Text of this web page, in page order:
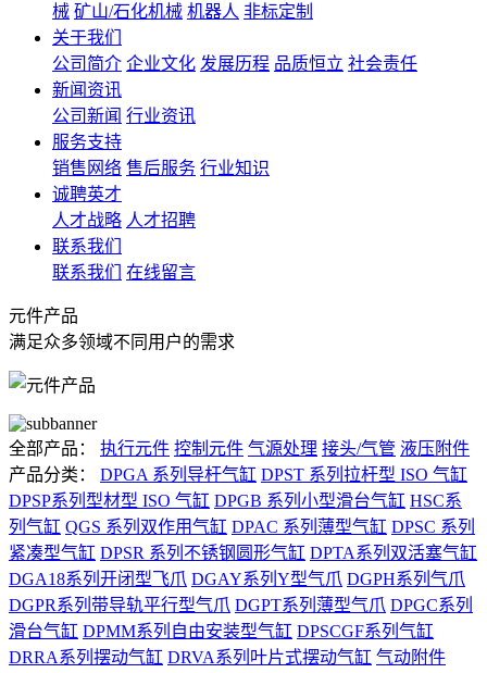
械 矿山/石化机械 机器人 非标定制
关于我们
公司简介 企业文化 发展历程 品质恒立 社会责任
新闻资讯
公司新闻 行业资讯
服务支持
销售网络 售后服务 行业知识
诚聘英才
人才战略 人才招聘
联系我们
联系我们
在线留言
元件产品
满足众多领域不同用户的需求
全部产品： 执行元件 控制元件 气源处理 接头/气管 液压附件
产品分类： DPGA 系列导杆气缸 DPST 系列拉杆型 ISO 气缸
DPSP系列型材型 ISO 气缸 DPGB 系列小型滑台气缸 HSC系
列气缸 QGS 系列双作用气缸 DPAC 系列薄型气缸 DPSC 系列
紧凑型气缸 DPSR 系列不锈钢圆形气缸 DPTA系列双活塞气缸
DGA18系列开闭型飞爪 DGAY系列Y型气爪 DGPH系列气爪
DGPR系列带导轨平行型气爪 DGPT系列薄型气爪 DPGC系列
滑台气缸 DPMM系列自由安装型气缸 DPSCGF系列气缸
DRRA系列摆动气缸 DRVA系列叶片式摆动气缸 气动附件